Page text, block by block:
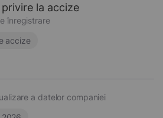
la accize
înregistrare
accize
a datelor companiei